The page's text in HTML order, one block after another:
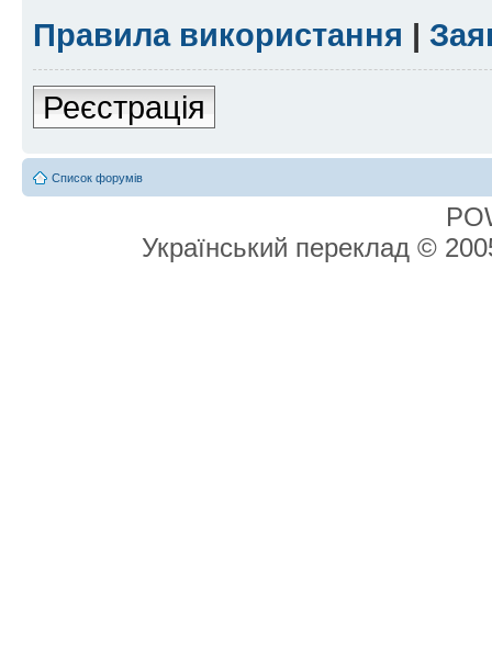
Правила використання |
Реєстрація
Список форумів
Український переклад ©